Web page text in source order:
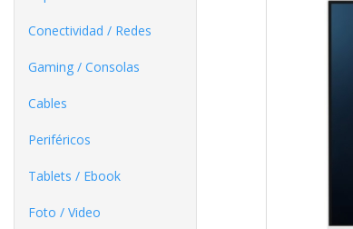
Conectividad / Redes
Gaming / Consolas
Cables
Periféricos
Tablets / Ebook
Foto / Video